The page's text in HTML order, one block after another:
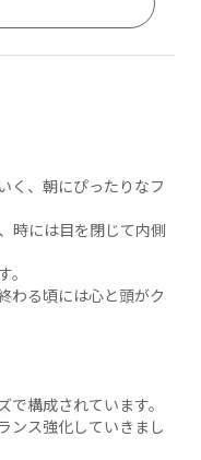
く、朝にぴったりなフ
時には目を閉じて内側
わる頃には心と頭がク
構成されています。
ンス強化していきまし